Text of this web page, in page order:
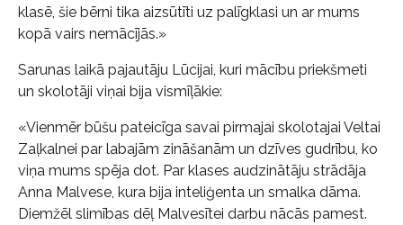
klasē, šie bērni tika aizsūtīti uz palīgklasi un ar mums
kopā vairs nemācījās.»
Sarunas laikā pajautāju Lūcijai, kuri mācību priekšmeti
un skolotāji viņai bija vismīļākie:
«Vienmēr būšu pateicīga savai pirmajai skolotajai Veltai
Zaļkalnei par labajām zināšanām un dzīves gudrību, ko
viņa mums spēja dot. Par klases audzinātāju strādāja
Anna Malvese, kura bija inteliģenta un smalka dāma.
Diemžēl slimības dēļ Malvesītei darbu nācās pamest.